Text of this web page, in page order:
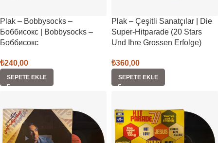
Plak – Bobbysocks –
Боббисокс | Bobbysocks –
Боббисокс
₺240,00
SEPETE EKLE
Plak – Çeşitli Sanatçılar | Die
Super-Hitparade (20 Stars
Und Ihre Grossen Erfolge)
₺360,00
SEPETE EKLE